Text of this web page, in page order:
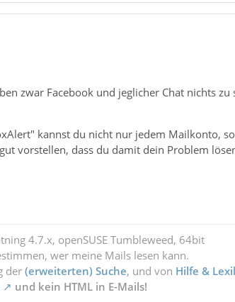
zwar Facebook und jeglicher Chat nichts
kannst du nicht nur jedem Mailkonto,
vorstellen, dass du damit dein Problem
4.7.x, openSUSE Tumbleweed, 64bit
wer meine Mails lesen kann.
der(erweiterten) Suche, und von Hilfe &
und kein HTML in E-Mails!